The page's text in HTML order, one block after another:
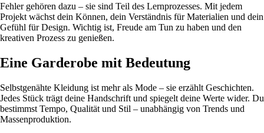
Fehler gehören dazu – sie sind Teil des Lernprozesses. Mit jedem
Projekt wächst dein Können, dein Verständnis für Materialien und dein
Gefühl für Design. Wichtig ist, Freude am Tun zu haben und den
kreativen Prozess zu genießen.
Eine Garderobe mit Bedeutung
Selbstgenähte Kleidung ist mehr als Mode – sie erzählt Geschichten.
Jedes Stück trägt deine Handschrift und spiegelt deine Werte wider. Du
bestimmst Tempo, Qualität und Stil – unabhängig von Trends und
Massenproduktion.